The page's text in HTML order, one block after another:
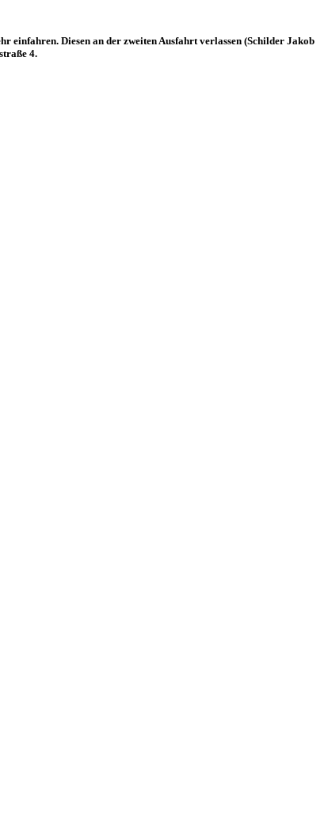
einfahren. Diesen an der zweiten Ausfahrt verlassen (Schilder Jakob
4.